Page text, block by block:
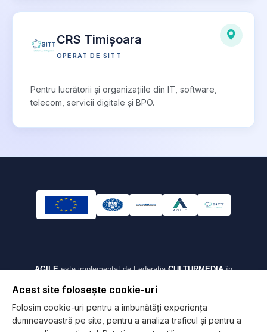
CRS Timișoara
OPERAT DE SITT
Pentru lucrătorii și organizațiile din IT, software,
telecom, servicii digitale și BPO.
AGILEeste implementat de FederațiaCULTURMEDIAîn
februarie 2026 — ianuarie 2028. Cod SMIS 348468. Cofinanțat
prin Programul Educație și Ocupare 2021-2027 din Fondul Social
European Plus.
Acest site folosește cookie-uri
Folosim cookie-uri pentru a îmbunătăți experiența
dumneavoastră pe site, pentru a analiza traficul și pentru a